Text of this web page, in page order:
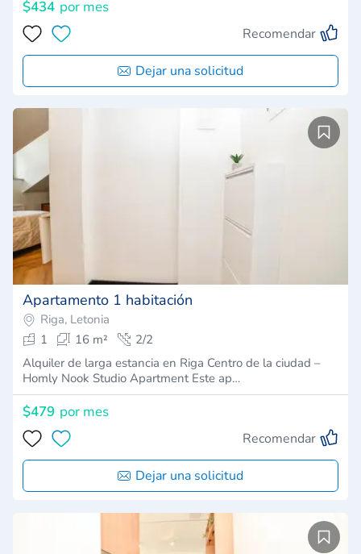
$434 por mes
Recomendar
Dejar una solicitud
Apartamento 1 habitación
Riga, Letonia
1
16 m²
2/2
Alquiler de larga estancia en Riga Centro de la ciudad –
Homly Nook Studio Apartment Este ap…
$479 por mes
Recomendar
Dejar una solicitud